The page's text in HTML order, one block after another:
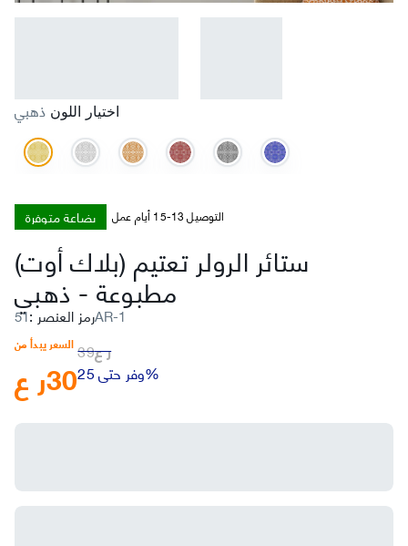
اختيار اللون ذهبي
بضاعة متوفرة التوصيل 13-15 أيام عمل
ستائر الرولر تعتيم (بلاك أوت)
مطبوعة- ذهبي
رمز العنصر: 51AR-1
السعر يبدأ من
ر ع30
ر ع39
وفر حتى 25%